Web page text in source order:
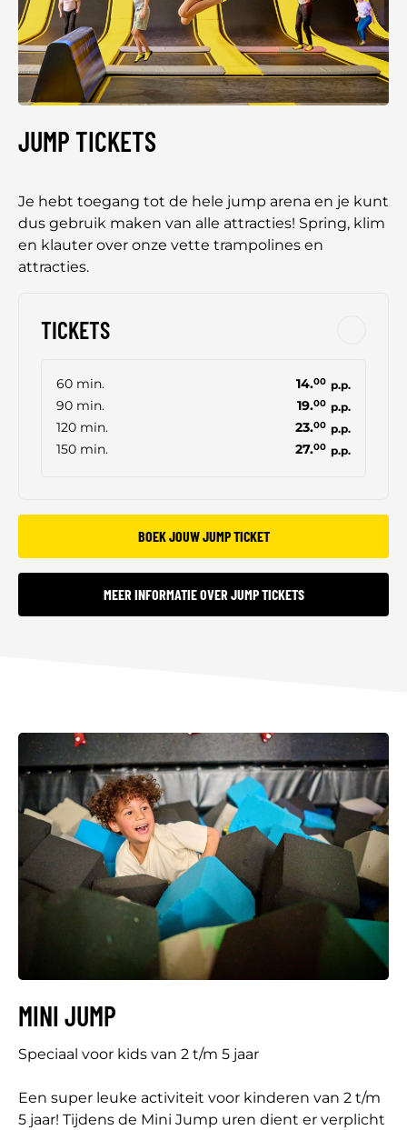
JUMP TICKETS
Je hebt toegang tot de hele jump arena en je kunt
dus gebruik maken van alle attracties! Spring, klim
en klauter over onze vette trampolines en
attracties.
TICKETS
60 min. 14.00 p.p.
90 min. 19.00 p.p.
120 min. 23.00 p.p.
150 min. 27.00 p.p.
BOEK JOUW JUMP TICKET
MEER INFORMATIE OVER JUMP TICKETS
MINI JUMP
Speciaal voor kids van 2 t/m 5 jaar
Een super leuke activiteit voor kinderen van 2 t/m
5 jaar! Tijdens de Mini Jump uren dient er verplicht